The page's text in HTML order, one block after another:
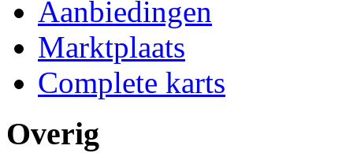
Aanbiedingen
Marktplaats
Complete karts
Overig